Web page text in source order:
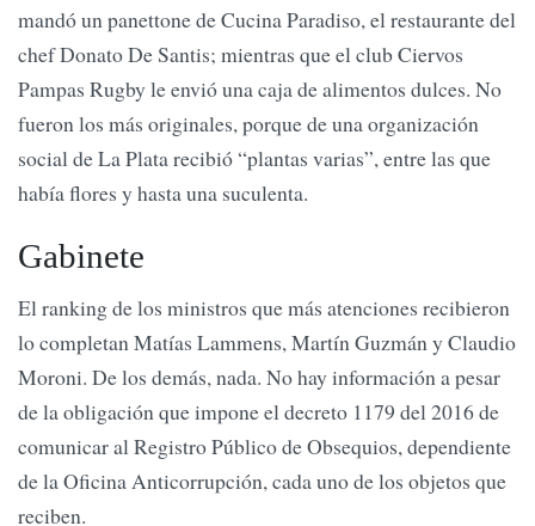
mandó un panettone de Cucina Paradiso, el restaurante del
chef Donato De Santis; mientras que el club Ciervos
Pampas Rugby le envió una caja de alimentos dulces. No
fueron los más originales, porque de una organización
social de La Plata recibió “plantas varias”, entre las que
había flores y hasta una suculenta.
Gabinete
El ranking de los ministros que más atenciones recibieron
lo completan Matías Lammens, Martín Guzmán y Claudio
Moroni. De los demás, nada. No hay información a pesar
de la obligación que impone el decreto 1179 del 2016 de
comunicar al Registro Público de Obsequios, dependiente
de la Oficina Anticorrupción, cada uno de los objetos que
reciben.